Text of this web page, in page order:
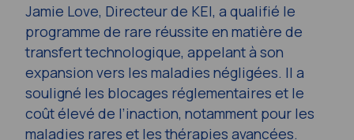
Jamie Love, Directeur de KEI, a qualifié le
programme de rare réussite en matière de
transfert technologique, appelant à son
expansion vers les maladies négligées. Il a
souligné les blocages réglementaires et le
coût élevé de l’inaction, notamment pour les
maladies rares et les thérapies avancées.